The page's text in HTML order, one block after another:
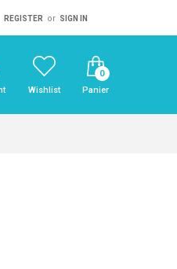
REGISTER or SIGN IN
Wishlist
0
Panier